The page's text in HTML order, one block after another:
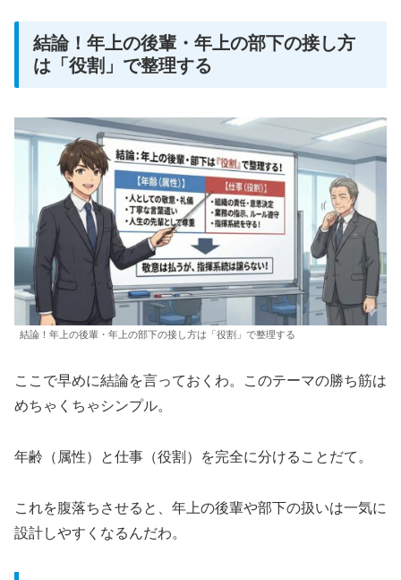
結論！年上の後輩・年上の部下の接し方
は「役割」で整理する
結論！年上の後輩・年上の部下の接し方は「役割」で整理する
ここで早めに結論を言っておくわ。このテーマの勝ち筋は
めちゃくちゃシンプル。
年齢（属性）と仕事（役割）を完全に分けることだて。
これを腹落ちさせると、年上の後輩や部下の扱いは一気に
設計しやすくなるんだわ。